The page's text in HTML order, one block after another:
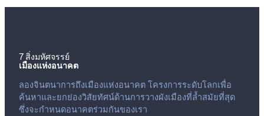
7 สิ่งมหัศจรรย์
เมืองแห่งอนาคต
ลองจินตนาการถึงเมืองแห่งอนาคต โครงการระดับโลกเพื่อ
ค้นหาและยกย่องวิสัยทัศน์ด้านการวางผังเมืองที่ล้ำสมัยที่สุด
ซึ่งจะกำหนดอนาคตร่วมกันของเรา